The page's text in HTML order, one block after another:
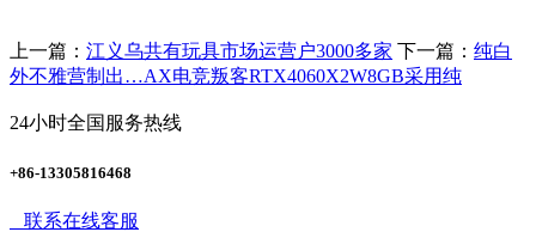
上一篇： 江义乌共有玩具市场运营户3000多家 下一篇： 纯白
外不雅营制出…AX电竞叛客RTX4060X2W8GB采用纯
24小时全国服务热线
+86-13305816468
联系在线客服